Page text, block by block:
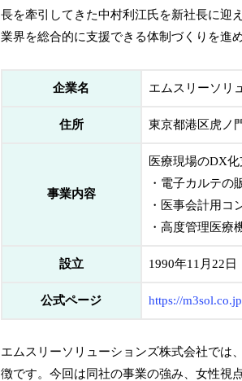
長を牽引してきた中村利江氏を新社長に迎
業界を総合的に支援できる体制づくりを進
企業名 エムスリーソリ
住所 東京都港区虎ノ
事業内容
医療現場のDX化
・電子カルテの
・医事会計用コ
・高度管理医療
設立 1990年11月22日
公式ページ https://
エムスリーソリューションズ株式会社では
徴です。今回は同社の事業の強み、女性視